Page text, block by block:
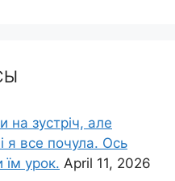
на зустріч, але
я все почула. Ось
їм урок. April 11, 2026